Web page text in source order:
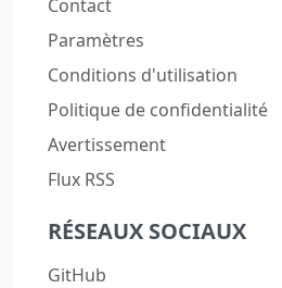
Contact
Paramètres
Conditions d'utilisation
Politique de confidentialité
Avertissement
Flux RSS
RÉSEAUX SOCIAUX
GitHub